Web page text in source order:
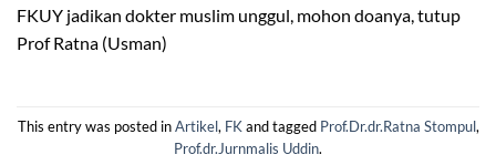
FKUY jadikan dokter muslim unggul, mohon doanya, tutup
Prof Ratna (Usman)
This entry was posted inArtikel, FKand tagged Prof.Dr.dr.Ratna Stompul,
Prof.dr.Jurnmalis Uddin.